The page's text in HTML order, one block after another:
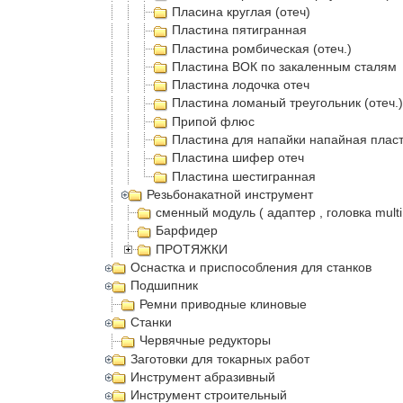
Пласина круглая (отеч)
Пластина пятигранная
Пластина ромбическая (отеч.)
Пластина ВОК по закаленным сталям
Пластина лодочка отеч
Пластина ломаный треугольник (отеч.)
Припой флюс
Пластина для напайки напайная
Пластина шифер отеч
Пластина шестигранная
Резьбонакатной инструмент
сменный модуль ( адаптер , головка multi
Барфидер
ПРОТЯЖКИ
Оснастка и приспособления для станков
Подшипник
Ремни приводные клиновые
Станки
Червячные редукторы
Заготовки для токарных работ
Инструмент абразивный
Инструмент строительный